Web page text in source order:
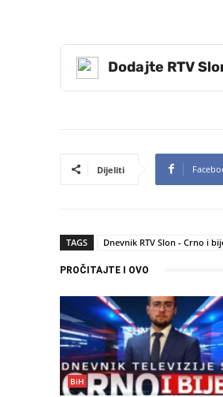
Dodajte RTV
Dijeliti
TAGS Dnevnik RTV Slon - Crno i
PROČITAJTE I OVO
BiH